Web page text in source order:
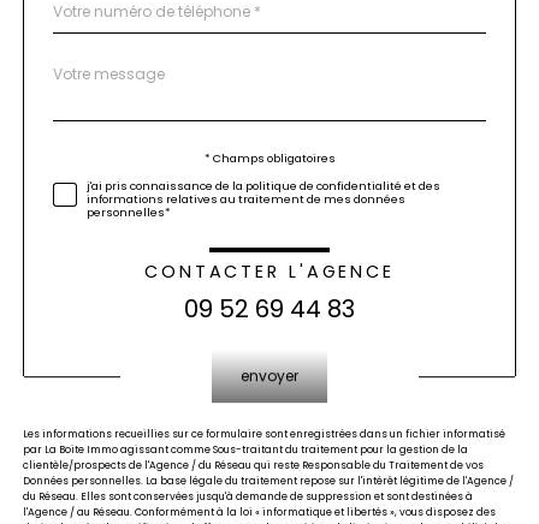
*
Fieldset
Message
*
* Champs obligatoires
j'ai pris connaissance de la politique de confidentialité et des
informations relatives au traitement de mes données
personnelles*
CONTACTER L'AGENCE
09 52 69 44 83
envoyer
Les informations recueillies sur ce formulaire sont enregistrées dans un fichier informatisé
par La Boite Immo agissant comme Sous-traitant du traitement pour la gestion de la
clientèle/prospects de l'Agence / du Réseau qui reste Responsable du Traitement de vos
Données personnelles. La base légale du traitement repose sur l'intérêt légitime de l'Agence /
du Réseau. Elles sont conservées jusqu'à demande de suppression et sont destinées à
l'Agence / au Réseau. Conformément à la loi « informatique et libertés », vous disposez des